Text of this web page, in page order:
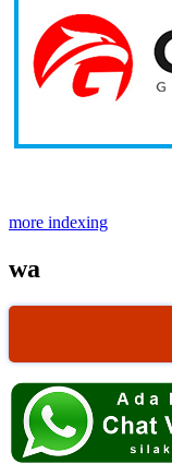
more indexing
wa